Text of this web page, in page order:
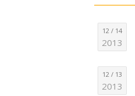
12 / 14
2013
12 / 13
2013